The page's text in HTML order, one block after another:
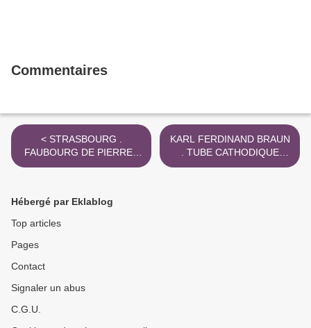
Commentaires
< STRASBOURG .
FAUBOURG DE PIERRE .
BOMBARDEMENTS 1870
KARL FERDINAND BRAUN
INVENTEUR 1897 >
Hébergé par Eklablog
Top articles
Pages
Contact
Signaler un abus
C.G.U.